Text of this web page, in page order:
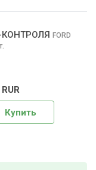
КОНТРОЛЯ FORD
Купить